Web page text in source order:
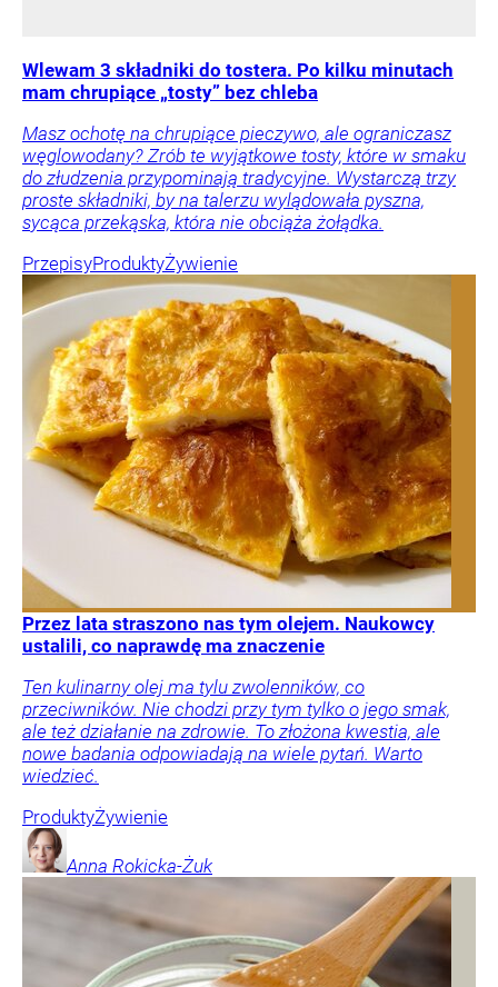
Wlewam 3 składniki do tostera. Po kilku minutach
mam chrupiące „tosty” bez chleba
Masz ochotę na chrupiące pieczywo, ale ograniczasz
węglowodany? Zrób te wyjątkowe tosty, które w smaku
do złudzenia przypominają tradycyjne. Wystarczą trzy
proste składniki, by na talerzu wylądowała pyszna,
sycąca przekąska, która nie obciąża żołądka.
PrzepisyProduktyŻywienie
Przez lata straszono nas tym olejem. Naukowcy
ustalili, co naprawdę ma znaczenie
Ten kulinarny olej ma tylu zwolenników, co
przeciwników. Nie chodzi przy tym tylko o jego smak,
ale też działanie na zdrowie. To złożona kwestia, ale
nowe badania odpowiadają na wiele pytań. Warto
wiedzieć.
ProduktyŻywienie
Anna Rokicka-Żuk